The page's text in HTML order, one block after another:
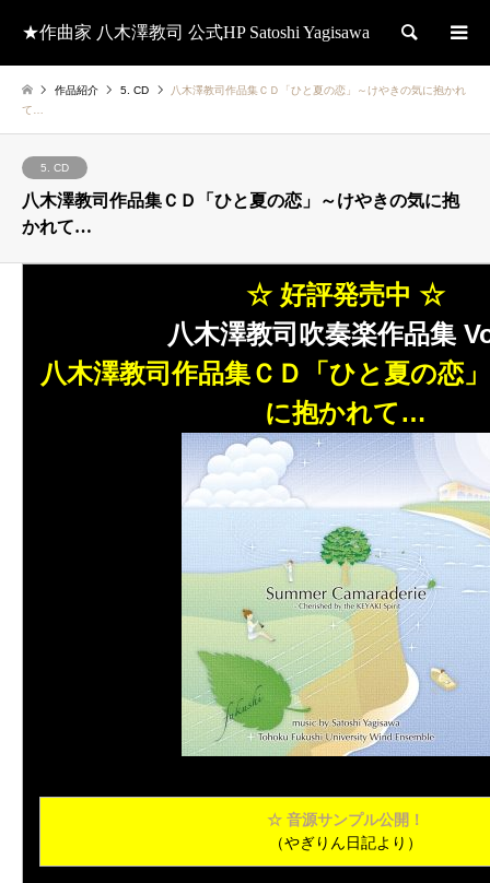
★作曲家 八木澤教司 公式HP Satoshi Yagisawa 検索
作品紹介 5. CD
八木澤教司作品集ＣＤ「ひと夏の恋」～けやきの気に抱かれ
て…
5. CD
八木澤教司作品集ＣＤ「ひと夏の恋」～けやきの気に抱
かれて…
☆ 好評発売中 ☆
八木澤教司吹奏楽作品集
八木澤教司作品集ＣＤ「ひと夏の恋
に抱かれて…
☆ 音源サンプル公開！
（やぎりん日記より）